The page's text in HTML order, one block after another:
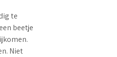
te
beetje
Niet